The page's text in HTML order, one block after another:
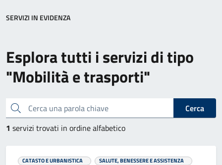
Esplora tutti i servizi di tipo
"Mobilità e trasporti"
Cerca una parola chiave
Cerca
1 servizi trovati in ordine alfabetico
CATASTO E URBANISTICA
SALUTE, BENESSERE E ASSISTENZA
SERVIZI IN EVIDENZA